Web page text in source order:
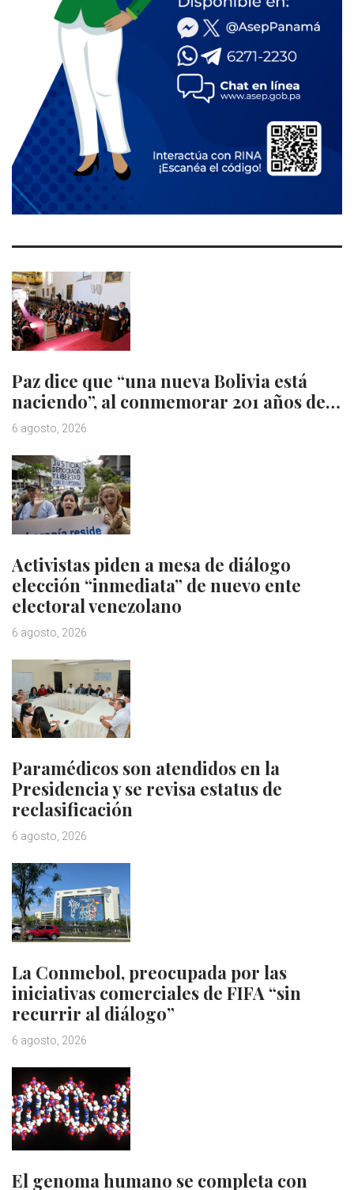
Paz dice que “una nueva Bolivia está
naciendo”, al conmemorar 201 años de…
6 agosto, 2026
Activistas piden a mesa de diálogo
elección “inmediata” de nuevo ente
electoral venezolano
6 agosto, 2026
Paramédicos son atendidos en la
Presidencia y se revisa estatus de
reclasificación
6 agosto, 2026
La Conmebol, preocupada por las
iniciativas comerciales de FIFA “sin
recurrir al diálogo”
6 agosto, 2026
El genoma humano se completa con